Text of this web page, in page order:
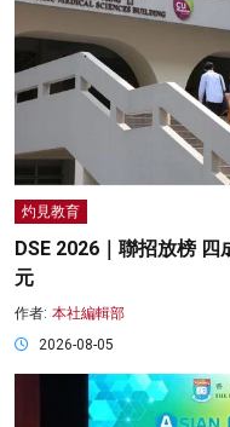
灼見教育
DSE 2026｜聯招放榜
元
作者: 本社編輯部
2026-08-05